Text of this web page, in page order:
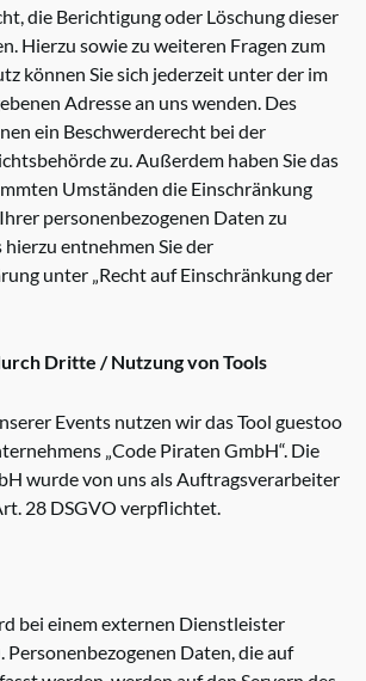
die Berichtigung oder Löschung dieser
Hierzu sowie zu weiteren Fragen zum
können Sie sich jederzeit unter der im
Adresse an uns wenden. Des
ein Beschwerderecht bei der
zu. Außerdem haben Sie das
Umständen die Einschränkung
personenbezogenen Daten zu
entnehmen Sie der
unter „Recht auf Einschränkung der
Dritte / Nutzung von Tools
Events nutzen wir das Tool guestoo
„Code Piraten GmbH“. Die
wurde von uns als Auftragsverarbeiter
28 DSGVO verpflichtet.
bei einem externen Dienstleister
Daten, die auf